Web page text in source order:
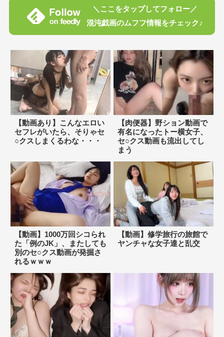
＼ここをタップしてフォロー／
混沌戯画のムフフ情報をチェック♪
【動画あり】こんなエロい
セフレがいたら、そりゃセ
○クスしまくるわな・・・
【肉便器】野ション動画で
有名になったトー横女子、
セ○クス動画も流出してし
まう
【動画】1000万回シコられ
た「例のJK」、またしても
別のセ○クス動画が発掘さ
れるｗｗｗ
【動画】修学旅行の旅館で
ヤンチャな女子達と乱交